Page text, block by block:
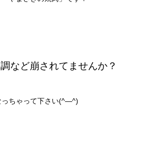
など崩されてませんか？
っちゃって下さい(^―^)